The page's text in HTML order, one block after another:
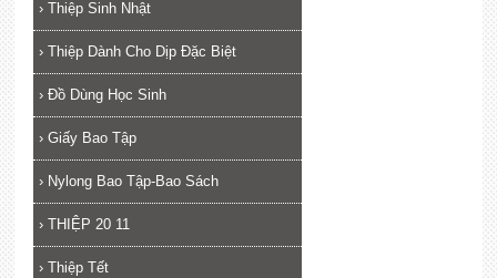
› Thiệp Sinh Nhật
› Thiệp Dành Cho Dịp Đặc Biệt
› Đồ Dùng Học Sinh
› Giấy Bao Tập
› Nylong Bao Tập-Bao Sách
› THIỆP 20 11
› Thiệp Tết